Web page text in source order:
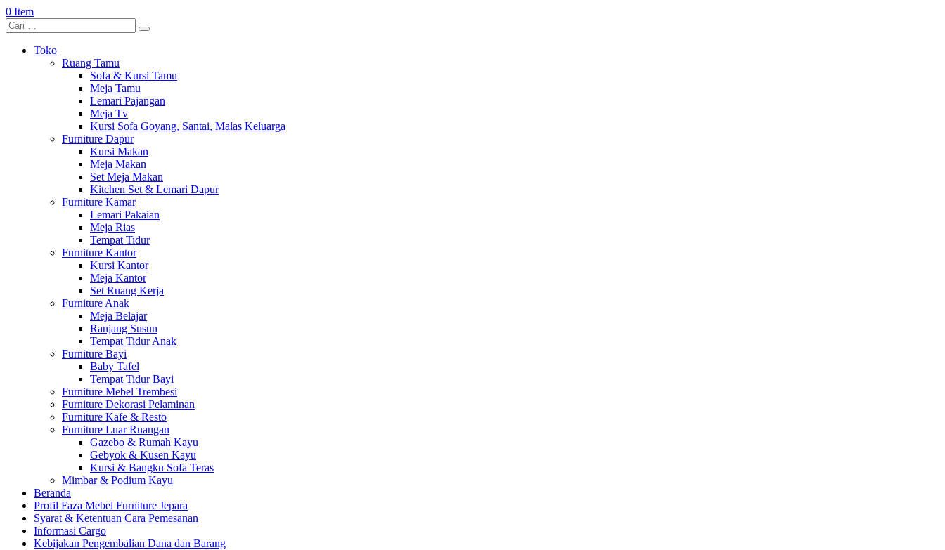
0 Item
Toko
Ruang Tamu
Sofa & Kursi Tamu
Meja Tamu
Lemari Pajangan
Meja Tv
Kursi Sofa Goyang, Santai, Malas Keluarga
Furniture Dapur
Kursi Makan
Meja Makan
Set Meja Makan
Kitchen Set & Lemari Dapur
Furniture Kamar
Lemari Pakaian
Meja Rias
Tempat Tidur
Furniture Kantor
Kursi Kantor
Meja Kantor
Set Ruang Kerja
Furniture Anak
Meja Belajar
Ranjang Susun
Tempat Tidur Anak
Furniture Bayi
Baby Tafel
Tempat Tidur Bayi
Furniture Mebel Trembesi
Furniture Dekorasi Pelaminan
Furniture Kafe & Resto
Furniture Luar Ruangan
Gazebo & Rumah Kayu
Gebyok & Kusen Kayu
Kursi & Bangku Sofa Teras
Mimbar & Podium Kayu
Beranda
Profil Faza Mebel Furniture Jepara
Syarat & Ketentuan Cara Pemesanan
Informasi Cargo
Kebijakan Pengembalian Dana dan Barang